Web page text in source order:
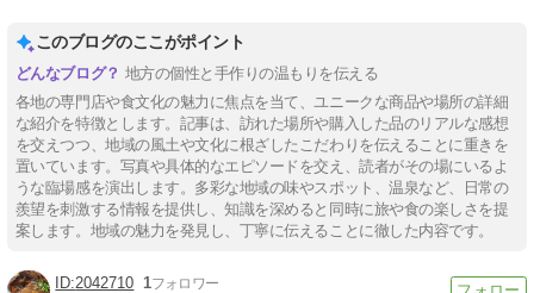
このブログのここがポイント
地方の個性と手作りの温もりを伝える
各地の専門店や食文化の魅力に焦点を当て、ユニークな商品や場所の詳細
な紹介を特徴とします。記事は、訪れた場所や購入した品のリアルな感想
を交えつつ、地域の風土や文化に根ざしたこだわりを伝えることに重きを
置いています。写真や具体的なエピソードを交え、読者がその場にいるよ
うな臨場感を演出します。多彩な地域の味やスポット、温泉など、日常の
羨望を刺激する情報を提供し、知識を深めると同時に旅や食の楽しさを提
案します。地域の魅力を発見し、丁寧に伝えることに徹した内容です。
2042710 1